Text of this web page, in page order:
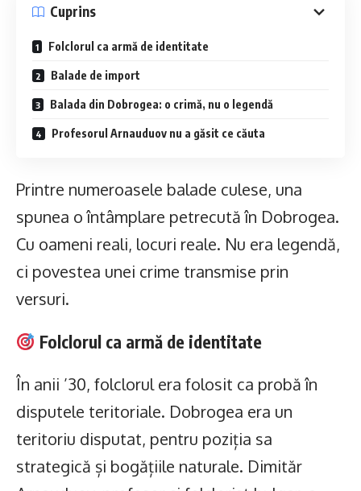
Cuprins
Folclorul ca armă de identitate
Balade de import
Balada din Dobrogea: o crimă, nu o legendă
Profesorul Arnauduov nu a găsit ce căuta
Printre numeroasele balade culese, una
spunea o întâmplare petrecută în Dobrogea.
Cu oameni reali, locuri reale. Nu era legendă,
ci povestea unei crime transmise prin
versuri.
Folclorul ca armă de identitate
În anii ’30, folclorul era folosit ca probă în
disputele teritoriale. Dobrogea era un
teritoriu disputat, pentru poziția sa
strategică și bogățiile naturale. Dimităr